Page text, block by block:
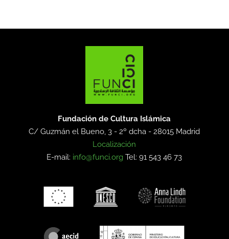
Fundación de Cultura Islámica
C/ Guzmán el Bueno, 3 - 2º dcha -28015 Madrid
Localización
E-mail: info@funci.org Tel: 91 543 46 73